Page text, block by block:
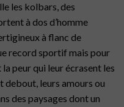
les kolbars, des
à dos d’homme
à flanc de
record sportif mais pour
peur qui leur écrasent les
debout, leurs amours ou
des paysages dont un